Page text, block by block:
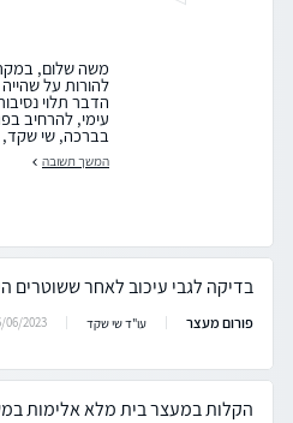
משה שלום,
להורות על
הדבר תלוי
עימי, להרחיב
בברכה, שי
המשך תשובה
בדיקה לגבי עיכוב לאחר ששוטרים
פורום מעצר עו"ד שי שקד 06/2023
הקלות במעצר בית מלא אלימות